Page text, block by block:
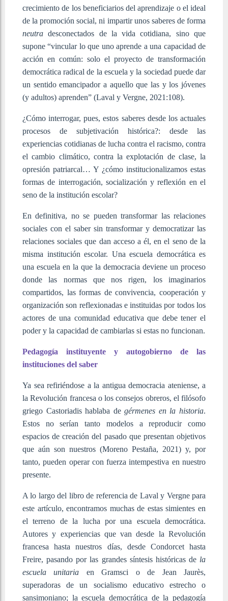
crecimiento de los beneficiarios del aprendizaje o el ideal
de la promoción social, ni impartir unos saberes de forma
neutra desconectados de la vida cotidiana, sino que
supone “vincular lo que uno aprende a una capacidad de
acción en común: solo el proyecto de transformación
democrática radical de la escuela y la sociedad puede dar
un sentido emancipador a aquello que las y los jóvenes
(y adultos) aprenden” (Laval y Vergne, 2021:108).
¿Cómo interrogar, pues, estos saberes desde los actuales
procesos de subjetivación histórica?: desde las
experiencias cotidianas de lucha contra el racismo, contra
el cambio climático, contra la explotación de clase, la
opresión patriarcal… Y ¿cómo institucionalizamos estas
formas de interrogación, socialización y reflexión en el
seno de la institución escolar?
En definitiva, no se pueden transformar las relaciones
sociales con el saber sin transformar y democratizar las
relaciones sociales que dan acceso a él, en el seno de la
misma institución escolar. Una escuela democrática es
una escuela en la que la democracia deviene un proceso
donde las normas que nos rigen, los imaginarios
compartidos, las formas de convivencia, cooperación y
organización son reflexionadas e instituidas por todos los
actores de una comunidad educativa que debe tener el
poder y la capacidad de cambiarlas si estas no funcionan.
Pedagogía instituyente y autogobierno de las
instituciones del saber
Ya sea refiriéndose a la antigua democracia ateniense, a
la Revolución francesa o los consejos obreros, el filósofo
griego Castoriadis hablaba degérmenes en la historia.
Estos no serían tanto modelos a reproducir como
espacios de creación del pasado que presentan objetivos
que aún son nuestros (Moreno Pestaña, 2021) y, por
tanto, pueden operar con fuerza intempestiva en nuestro
presente.
A lo largo del libro de referencia de Laval y Vergne para
este artículo, encontramos muchas de estas simientes en
el terreno de la lucha por una escuela democrática.
Autores y experiencias que van desde la Revolución
francesa hasta nuestros días, desde Condorcet hasta
Freire, pasando por las grandes síntesis históricas de la
escuela unitaria en Gramsci o de Jean Jaurès,
superadoras de un socialismo educativo estrecho o
sansimoniano; la escuela democrática de la pedagogía